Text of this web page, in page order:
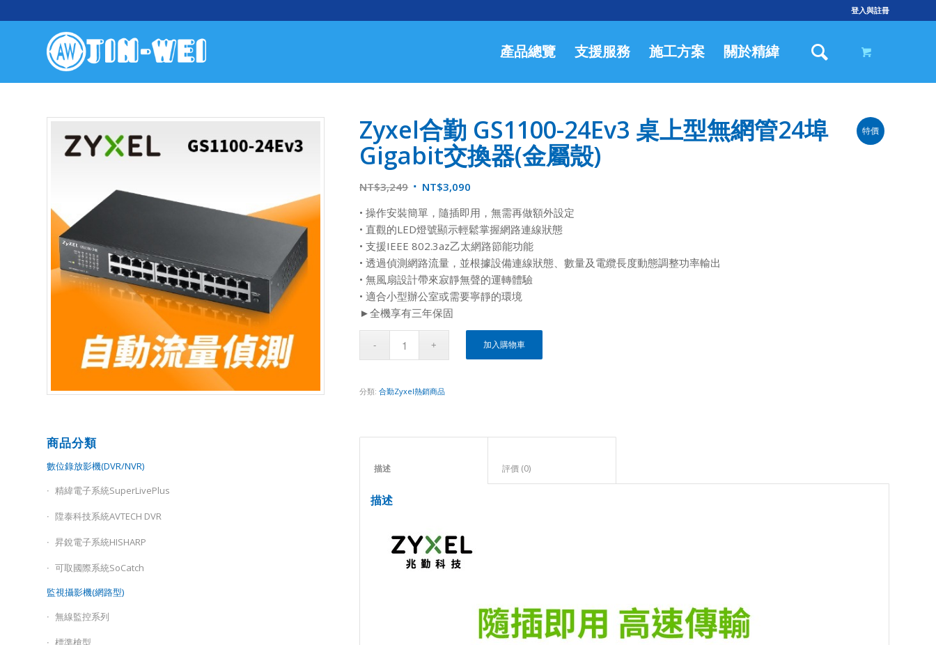
登入與註冊
產品總覽 支援服務 施工方案 關於精緯
特價
商品分類
數位錄放影機(DVR/NVR)
精緯電子系統SuperLivePlus
陞泰科技系統AVTECH DVR
昇銳電子系統HISHARP
可取國際系統SoCatch
監視攝影機(網路型)
無線監控系列
標準槍型
Zyxel合勤 GS1100-24Ev3 桌上型無網管24埠
Gigabit交換器(金屬殼)
NT$3,249 NT$3,090
• 操作安裝簡單，隨插即用，無需再做額外設定
• 直觀的LED燈號顯示輕鬆掌握網路連線狀態
• 支援IEEE 802.3az乙太網路節能功能
• 透過偵測網路流量，並根據設備連線狀態、數量及電纜長度動態調整功率輸出
• 無風扇設計帶來寂靜無聲的運轉體驗
• 適合小型辦公室或需要寧靜的環境
►全機享有三年保固
加入購物車
分類:合勤Zyxel熱銷商品
描述